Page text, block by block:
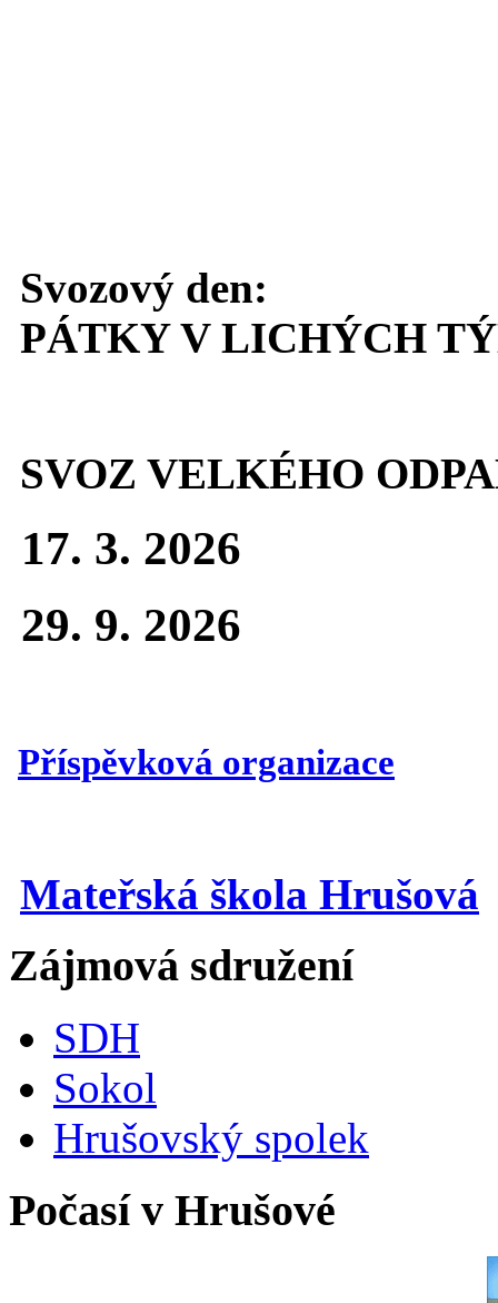
Svozový den:
PÁTKY V LICHÝCH
SVOZ VELKÉHO
17. 3. 2026
29. 9. 2026
Příspěvková organizace
Mateřská škola Hrušová
Zájmová sdružení
SDH
Sokol
Hrušovský spolek
Počasí v Hrušové